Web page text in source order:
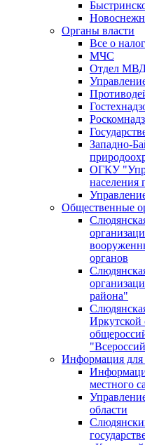
Органы власти
Все о
МЧС
Отдел
Западно-
ОГКУ
населения
Общественные
органов
района"
Иркутской
Информация для
местного
области